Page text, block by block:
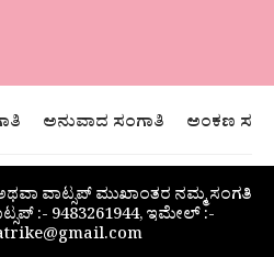
ಅನುವಾದ ಸಂಗಾತಿ ಅಂಕಣ
ವಾಟ್ಸಪ್ ಮುಖಾಂತರ ನಮ್ಮ ಸಂಗತಿ
:- 9483261944, ಇಮೇಲ್ :-